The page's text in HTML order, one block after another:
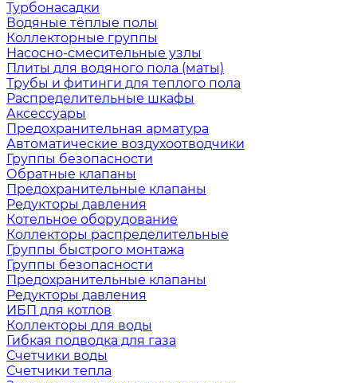
Турбонасадки
Водяные тёплые полы
Коллекторные группы
Насосно-смесительные узлы
Плиты для водяного пола (маты)
Трубы и фитинги для теплого пола
Распределительные шкафы
Аксессуары
Предохранительная арматура
Автоматические воздухоотводчики
Группы безопасности
Обратные клапаны
Предохранительные клапаны
Редукторы давления
Котельное оборудование
Коллекторы распределительные
Группы быстрого монтажа
Группы безопасности
Предохранительные клапаны
Редукторы давления
ИБП для котлов
Коллекторы для воды
Гибкая подводка для газа
Счетчики воды
Счетчики тепла